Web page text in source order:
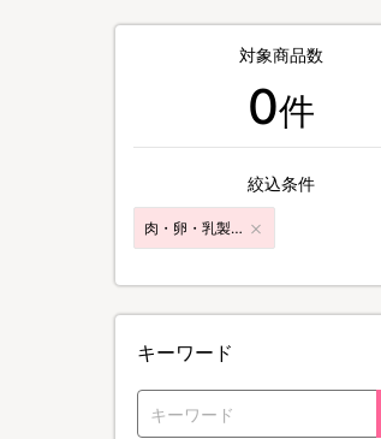
対象商品数
0件
絞込条件
肉・卵・乳製品
キーワード